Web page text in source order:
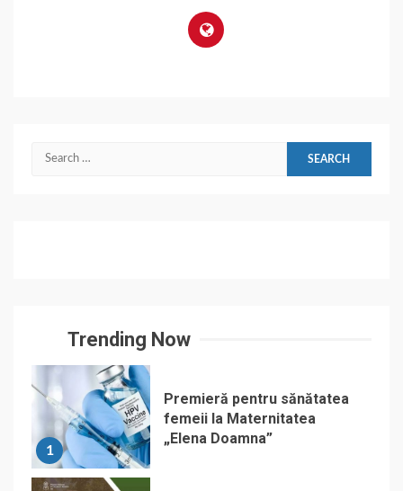
Search
Trending Now
1
Premieră pentru sănătatea
femeii la Maternitatea
„Elena Doamna”